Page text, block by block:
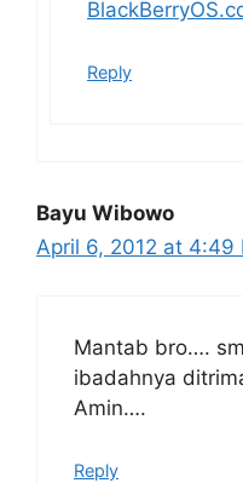
Reply
Bayu Wibowo
April 6, 2012 at 4:49
Mantab bro….
ibadahnya
Amin….
Reply